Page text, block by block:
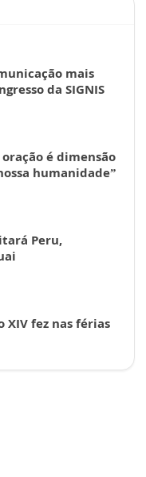
mais
da SIGNIS
oração é dimensão
humanidade”
Peru,
XIV fez nas férias